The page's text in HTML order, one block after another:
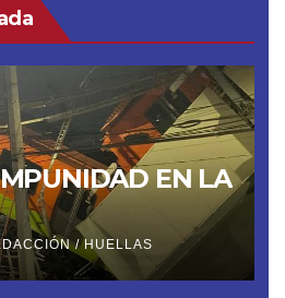
EN LA
/ HUELLAS